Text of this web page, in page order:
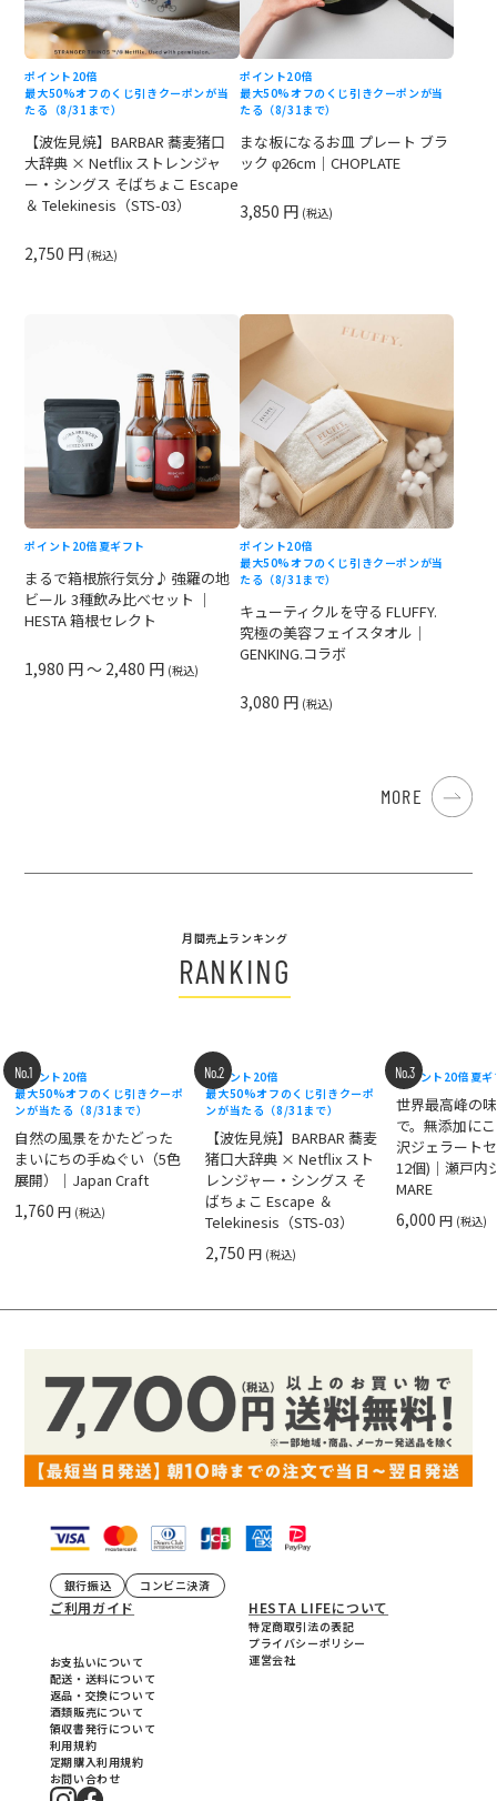
ポイント20倍
最大50%オフのくじ引きクーポンが当
たる（8/31まで）
【波佐見焼】BARBAR 蕎麦猪口
大辞典 × Netflix ストレンジャ
ー・シングス そばちょこ Escape
＆ Telekinesis（STS-03）
2,750 円 (税込)
ポイント20倍
最大50%オフのくじ引きクーポンが当
たる（8/31まで）
まな板になるお皿 プレート ブラ
ック φ26cm｜CHOPLATE
3,850 円 (税込)
ポイント20倍 夏ギフト
まるで箱根旅行気分♪ 強羅の地
ビール 3種飲み比べセット ｜
HESTA 箱根セレクト
1,980 円 ～ 2,480 円 (税込)
ポイント20倍
最大50%オフのくじ引きクーポンが当
たる（8/31まで）
キューティクルを守る FLUFFY.
究極の美容フェイスタオル｜
GENKING.コラボ
3,080 円 (税込)
MORE
月間売上ランキング
RANKING
No.1
ポイント20倍
最大50%オフのくじ引きクーポ
ンが当たる（8/31まで）
自然の風景をかたどった
まいにちの手ぬぐい（5色
展開）｜Japan Craft
1,760円 (税込)
No.2
ポイント20倍
最大50%オフのくじ引きクーポ
ンが当たる（8/31まで）
【波佐見焼】BARBAR 蕎麦
猪口大辞典 × Netflix スト
レンジャー・シングス そ
ばちょこ Escape ＆
Telekinesis（STS-03）
2,750円 (税込)
No.3
ポイント20倍 夏
世界最高峰の
で。無添加に
沢ジェラート
12個)｜瀬戸内
MARE
6,000円 (税込)
銀行振込 コンビニ決済
ご利用ガイド
お支払いについて
配送・送料について
返品・交換について
酒類販売について
領収書発行について
利用規約
定期購入利用規約
お問い合わせ
HESTA LIFEについて
特定商取引法の表記
プライバシーポリシー
運営会社